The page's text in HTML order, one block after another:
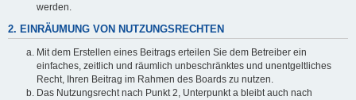
werden.
2. EINRÄUMUNG VON NUTZUNGSRECHTEN
Mit dem Erstellen eines Beitrags erteilen Sie dem Betreiber ein
einfaches, zeitlich und räumlich unbeschränktes und unentgeltliches
Recht, Ihren Beitrag im Rahmen des Boards zu nutzen.
Das Nutzungsrecht nach Punkt 2, Unterpunkt a bleibt auch nach